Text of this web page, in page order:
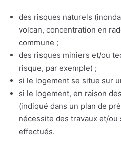
des risques naturels
volcan, concentration en
commune ;
des risques miniers et/ou
risque, par exemple) ;
si le logement se situe sur
si le logement, en raison
(indiqué dans un plan de
nécessite des travaux et/ou
effectués.